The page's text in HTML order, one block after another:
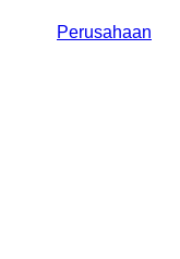
Perusahaan